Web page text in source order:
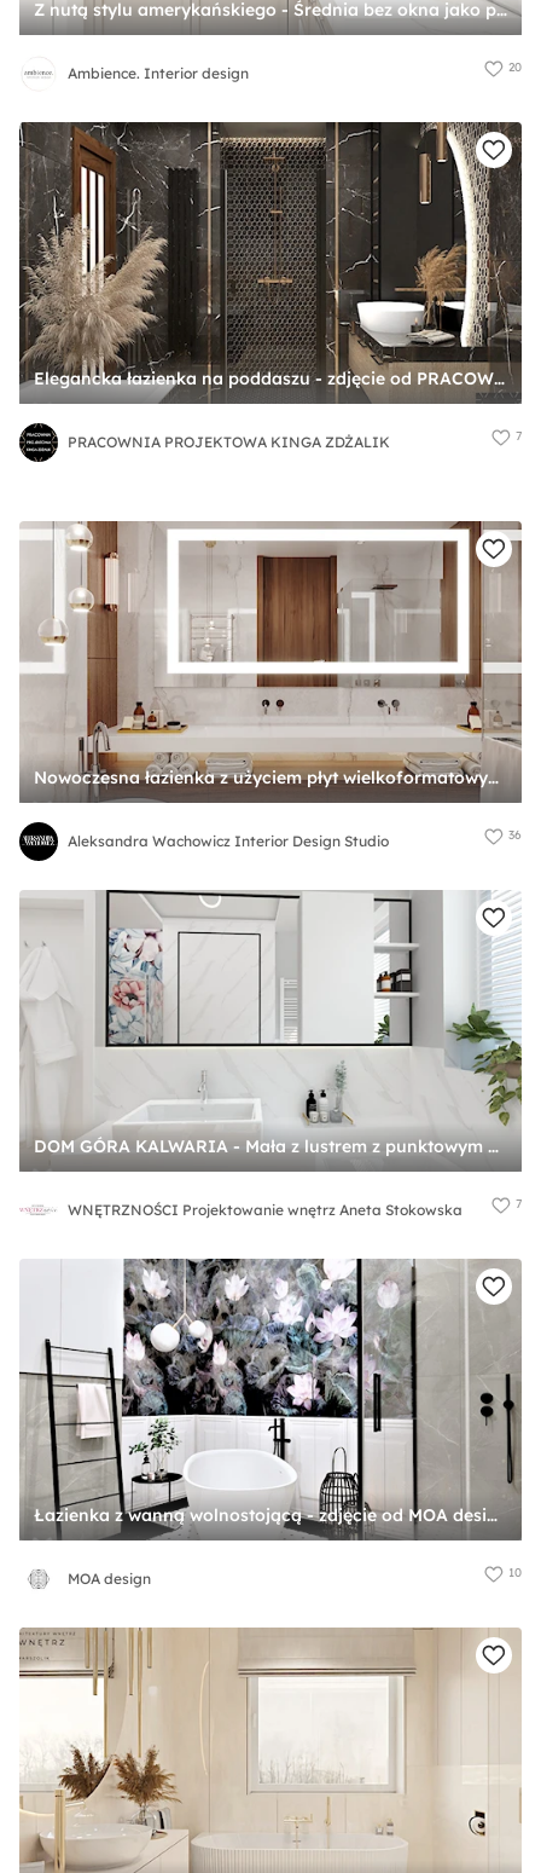
Z nutą stylu amerykańskiego - Średnia bez okna jako pokój kąpielowy z lustrem z punktowym oświetleniem łazienka, styl glamour - zdjęcie od Ambience. Interior design
Ambience. Interior design 20
Elegancka łazienka na poddaszu - zdjęcie od PRACOWNIA PROJEKTOWA KINGA ZDŻALIK
PRACOWNIA PROJEKTOWA KINGA ZDŻALIK 7
Nowoczesna łazienka z użyciem płyt wielkoformatowych - zdjęcie od Aleksandra Wachowicz Interior Design Studio
Aleksandra Wachowicz Interior Design Studio 36
DOM GÓRA KALWARIA - Mała z lustrem z punktowym oświetleniem łazienka z oknem, styl glamour - zdjęcie od WNĘTRZNOŚCI Projektowanie wnętrz Aneta Stokowska
WNĘTRZNOŚCI Projektowanie wnętrz Aneta Stokowska 7
Łazienka z wanną wolnostojącą - zdjęcie od MOA design
MOA design 10